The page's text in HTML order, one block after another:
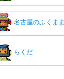
名古屋のふくまま
らくだ